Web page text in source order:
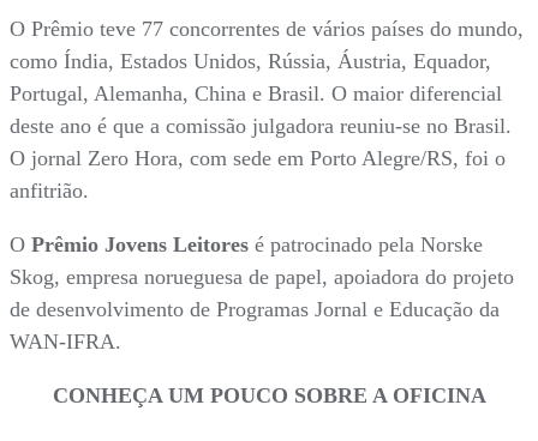
O Prêmio teve 77 concorrentes de vários países do mundo,
como Índia, Estados Unidos, Rússia, Áustria, Equador,
Portugal, Alemanha, China e Brasil. O maior diferencial
deste ano é que a comissão julgadora reuniu-se no Brasil.
O jornal Zero Hora, com sede em Porto Alegre/RS, foi o
anfitrião.
O Prêmio Jovens Leitores é patrocinado pela Norske
Skog, empresa norueguesa de papel, apoiadora do projeto
de desenvolvimento de Programas Jornal e Educação da
WAN-IFRA.
CONHEÇA UM POUCO SOBRE A OFICINA